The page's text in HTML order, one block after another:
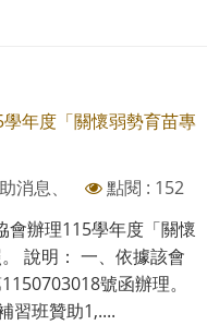
年度「關懷弱勢育苗專
消息、
點閱 : 152
會辦理115學年度「關懷
說明： 一、依據該會
號函辦理。
習班贊助1,....